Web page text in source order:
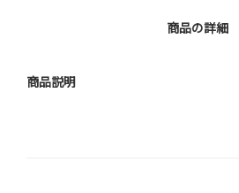
商品の詳細
商品説明